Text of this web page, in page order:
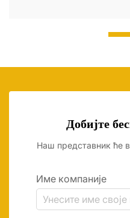
Добијте
Наш представник ће
Име компаније